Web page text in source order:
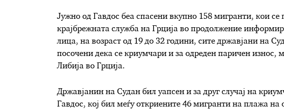
Jужно од Гавдос беа спасени вкупно 158 мигранти, кои се
крајбрежната служба на Грција во продолжение
лица, на возраст од 19 до 32 години, сите државјани на
посочени дека се криумчари и за одреден паричен износ,
Либија во Грција.
Државјанин на Судан бил уапсен и за друг случај на
Гавдос, кој бил меѓу откриените 46 мигранти на плажа